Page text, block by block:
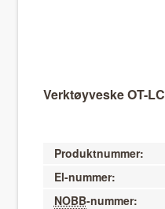
Verktøyveske OT-LC
Produktnummer:
El-nummer:
NOBB-nummer: